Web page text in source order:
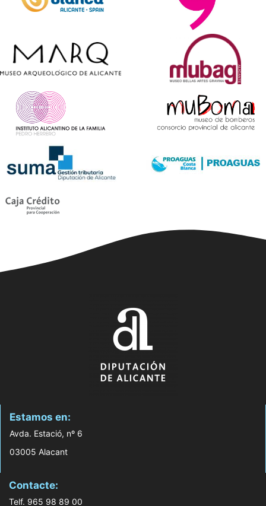
Estamos en:
Avda. Estació, nº 6
03005 Alacant
Contacte:
Telf. 965 98 89 00